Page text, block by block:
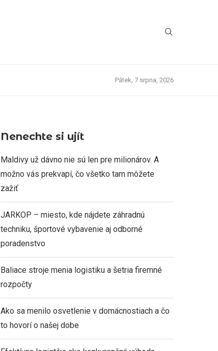
Pátek, 7 srpna, 2026
Nenechte si ujít
Maldivy už dávno nie sú len pre milionárov. A
možno vás prekvapí, čo všetko tam môžete
zažiť
JARKOP – miesto, kde nájdete záhradnú
techniku, športové vybavenie aj odborné
poradenstvo
Baliace stroje menia logistiku a šetria firemné
rozpočty
Ako sa menilo osvetlenie v domácnostiach a čo
to hovorí o našej dobe